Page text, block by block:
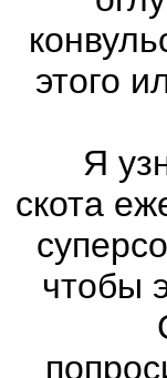
этого
Я
скота
чтобы